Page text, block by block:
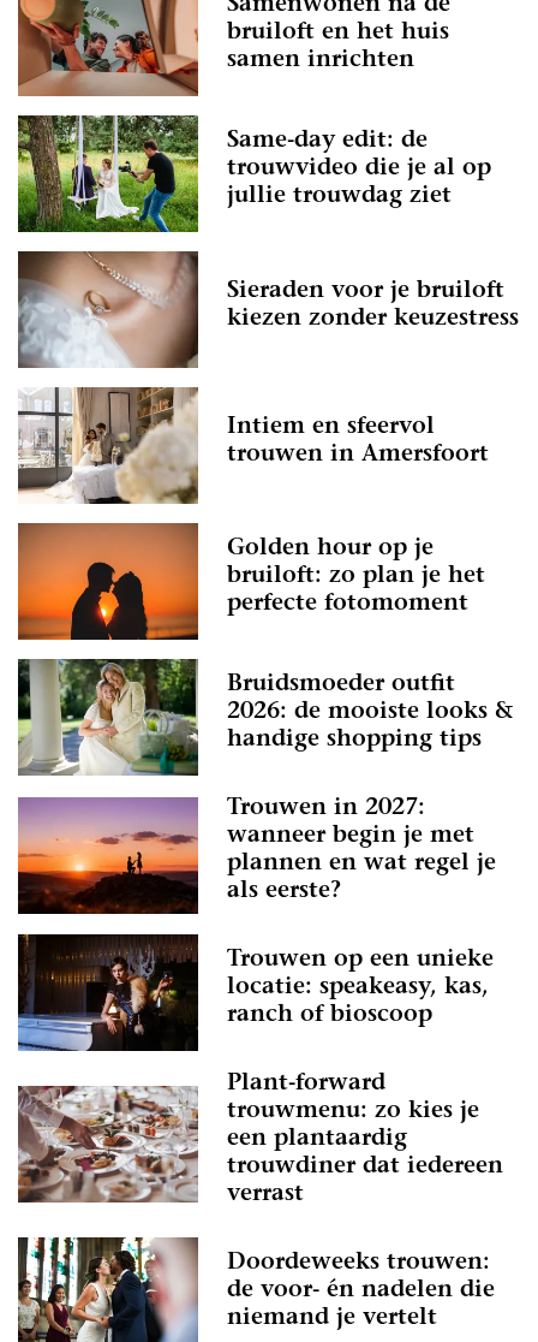
Samenwonen na de
bruiloft en het huis
samen inrichten
Same-day edit: de
trouwvideo die je al op
jullie trouwdag ziet
Sieraden voor je bruiloft
kiezen zonder keuzestress
Intiem en sfeervol
trouwen in Amersfoort
Golden hour op je
bruiloft: zo plan je het
perfecte fotomoment
Bruidsmoeder outfit
2026: de mooiste looks &
handige shopping tips
Trouwen in 2027:
wanneer begin je met
plannen en wat regel je
als eerste?
Trouwen op een unieke
locatie: speakeasy, kas,
ranch of bioscoop
Plant-forward
trouwmenu: zo kies je
een plantaardig
trouwdiner dat iedereen
verrast
Doordeweeks trouwen:
de voor- én nadelen die
niemand je vertelt